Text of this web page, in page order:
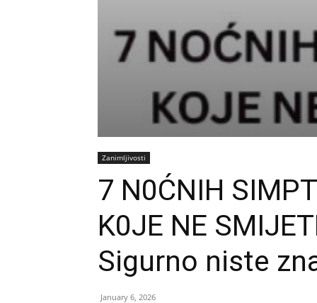
Zanimljivosti
7 N0ĆNIH
K0JE NE
Sigurno niste
January 6, 2026